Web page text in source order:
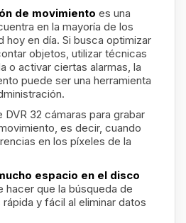
de movimiento es una
en la mayoría de los
hoy en día. Si busca optimizar
objetos, utilizar técnicas
o activar ciertas alarmas, la
puede ser una herramienta
32 cámaras para grabar
es decir, cuando
en los píxeles de la
espacio en el disco
hacer que la búsqueda de
y fácil al eliminar datos